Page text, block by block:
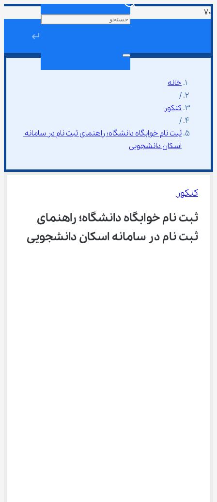
↵
خانه
/
کنکور
/
ثبت نام خوابگاه دانشگاه؛ راهنمای ثبت نام در سامانه
اسکان دانشجویی
کنکور
ثبت نام خوابگاه دانشگاه؛ راهنمای
ثبت نام در سامانه اسکان دانشجویی